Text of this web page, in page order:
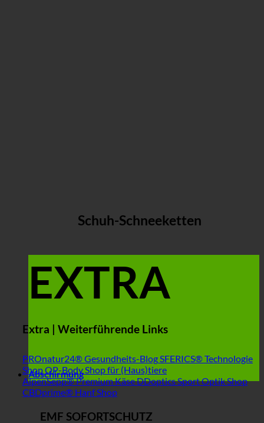
Schuh-Schneeketten
EXTRA
Extra | Weiterführende Links
PROnatur24® Gesundheits-Blog SFERICS® Technologie
ShopOP-Body Shop für (Haus)tiere
AlpenSepp® Premium KäseDDoptics Sport Optik Shop
CBDprime® Hanf Shop
Abschirmung
EMF SOFORTSCHUTZ